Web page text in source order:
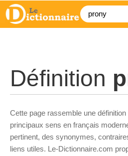
Définition
Cette page rassemble une
principaux sens en français
pertinent, des synonymes,
liens utiles. Le-Dictionnaire.com